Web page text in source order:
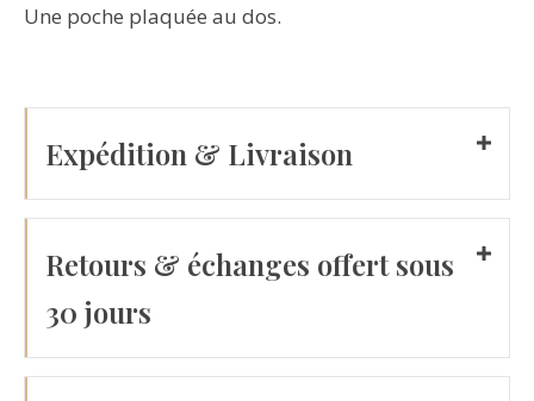
Une poche plaquée au dos.
Expédition & Livraison
Retours & échanges offert sous
30 jours